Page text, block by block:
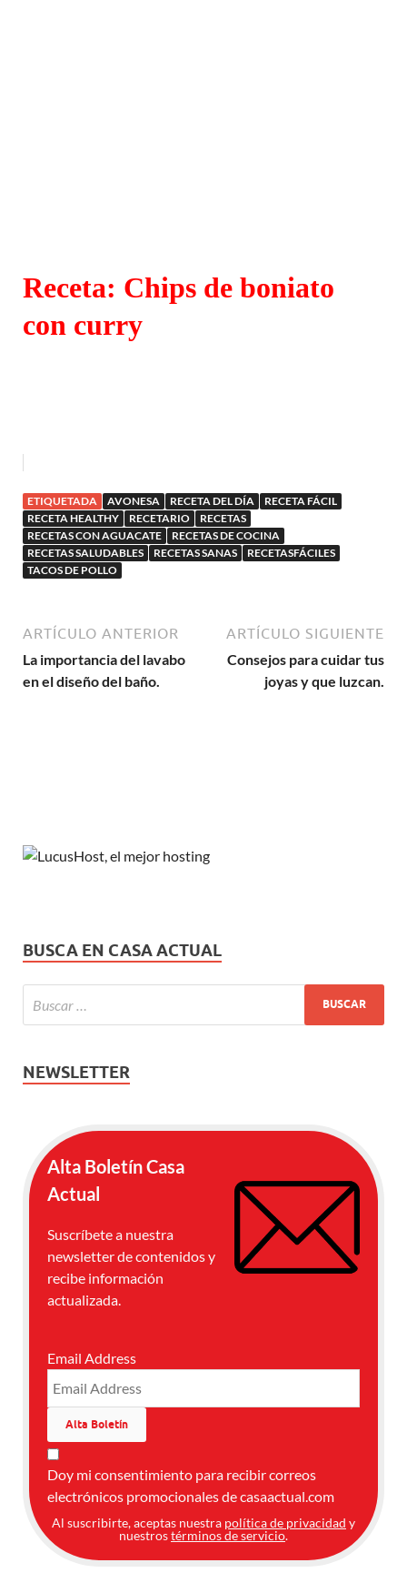
Receta: Chips de boniato
con curry
ETIQUETADA AVONESA RECETA DEL DÍA
RECETA FÁCIL
RECETA HEALTHY
RECETARIO
RECETAS
RECETAS CON AGUACATE
RECETAS DE COCINA
RECETAS SALUDABLES
RECETAS SANAS
RECETASFÁCILES
TACOS DE POLLO
ARTÍCULO ANTERIOR
La importancia del lavabo
en el diseño del baño.
ARTÍCULO SIGUIENTE
Consejos para cuidar tus
joyas y que luzcan.
BUSCA EN CASA ACTUAL
NEWSLETTER
Alta Boletín Casa
Actual
Suscríbete a nuestra
newsletter de contenidos y
recibe información
actualizada.
Email Address
Doy mi consentimiento para recibir correos
electrónicos promocionales de casaactual.com
Al suscribirte, aceptas nuestra política de privacidad y
nuestrostérminos de servicio.